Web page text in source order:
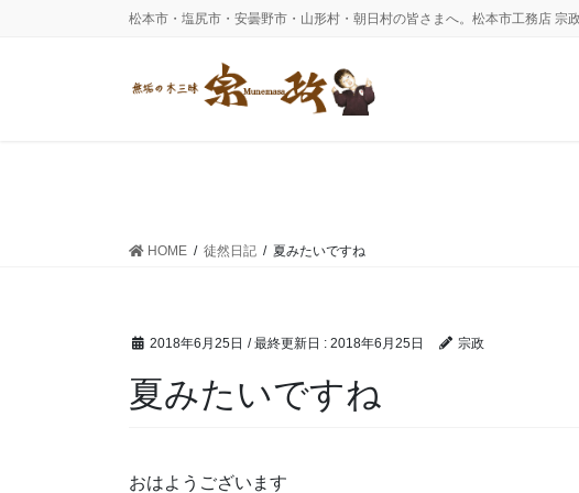
松本市・塩尻市・安曇野市・山形村・朝日村の皆さまへ。松本市工務店
HOME 徒然日記 夏みたいですね
2018年6月25日 / 最終更新日 : 2018年6月25日 宗政
夏みたいですね
おはようございます